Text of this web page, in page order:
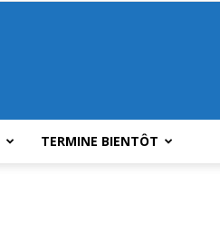
TERMINE BIENTÔT